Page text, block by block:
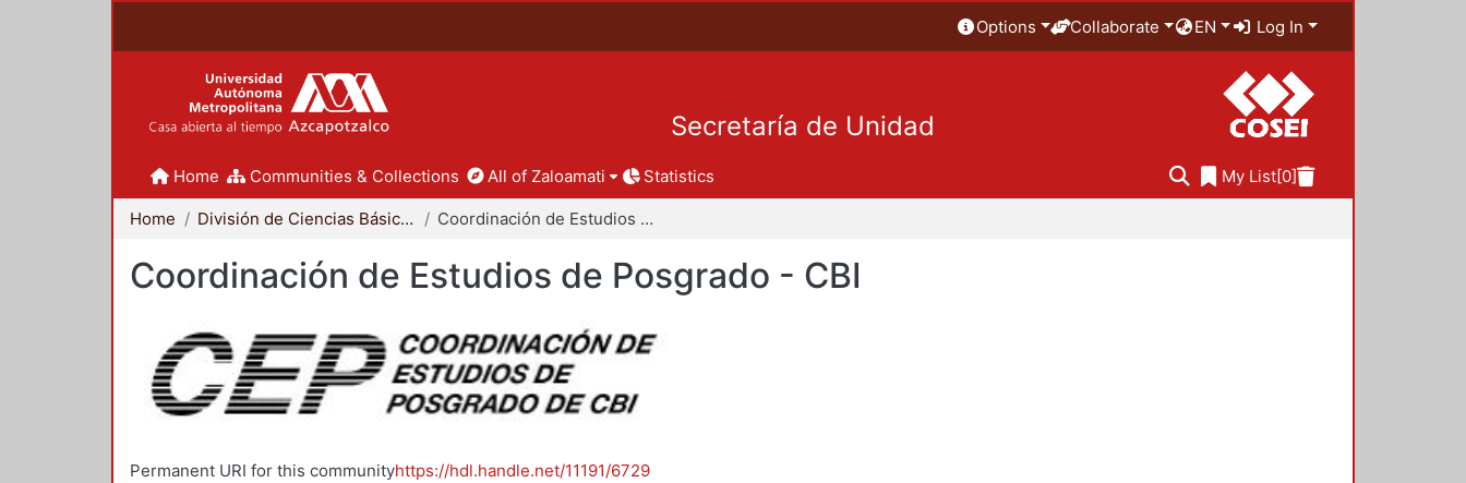
Options Collaborate EN Log In
Secretaría de Unidad
Home Communities & Collections All of Zaloamati Statistics My List[0]
Home División de Ciencias Básicas e Ingeniería Coordinación de Estudios de Posgrado - CBI
Coordinación de Estudios de Posgrado - CBI
Permanent URI for this communityhttps://hdl.handle.net/11191/6729